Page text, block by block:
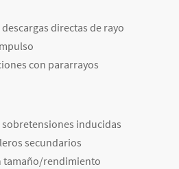
directas de rayo
con pararrayos
inducidas
secundarios
tamaño/rendimiento